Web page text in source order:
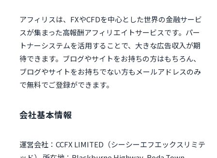
アフィリスは、FXやCFDを中心とした世界の金融サービ
スが集まった高報酬アフィリエイトサービスです。パー
トナーシステムを活用することで、大きな広告収入が期
待できます。ブログやサイトをお持ちの方はもちろん、
ブログやサイトをお持ちでない方もメールアドレスのみ
で無料でご登録ができます。
会社基本情報
運営会社：CCFX LIMITED（シーシーエフエックスリミテ